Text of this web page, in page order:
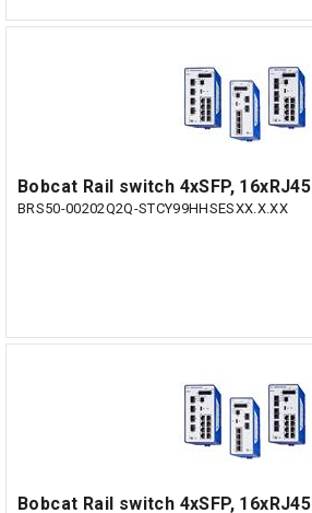
Bobcat Rail switch 4xSFP, 16xRJ45
BRS50-00202Q2Q-STCY99HHSESXX.X.XX
Bobcat Rail switch 4xSFP, 16xRJ45